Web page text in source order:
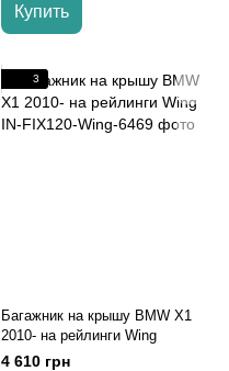
Купить
3
Багажник на крышу BMW X1
2010- на рейлинги Wing
4 610 грн